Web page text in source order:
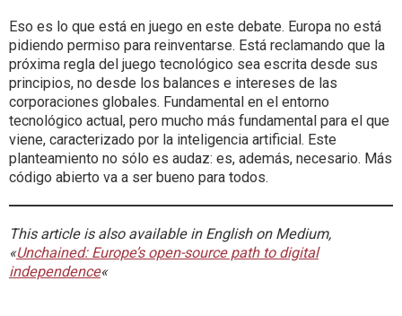
Eso es lo que está en juego en este debate. Europa no está
pidiendo permiso para reinventarse. Está reclamando que la
próxima regla del juego tecnológico sea escrita desde sus
principios, no desde los balances e intereses de las
corporaciones globales. Fundamental en el entorno
tecnológico actual, pero mucho más fundamental para el que
viene, caracterizado por la inteligencia artificial. Este
planteamiento no sólo es audaz: es, además, necesario. Más
código abierto va a ser bueno para todos.
This article is also available in English on Medium,
«Unchained: Europe’s open-source path to digital
independence«